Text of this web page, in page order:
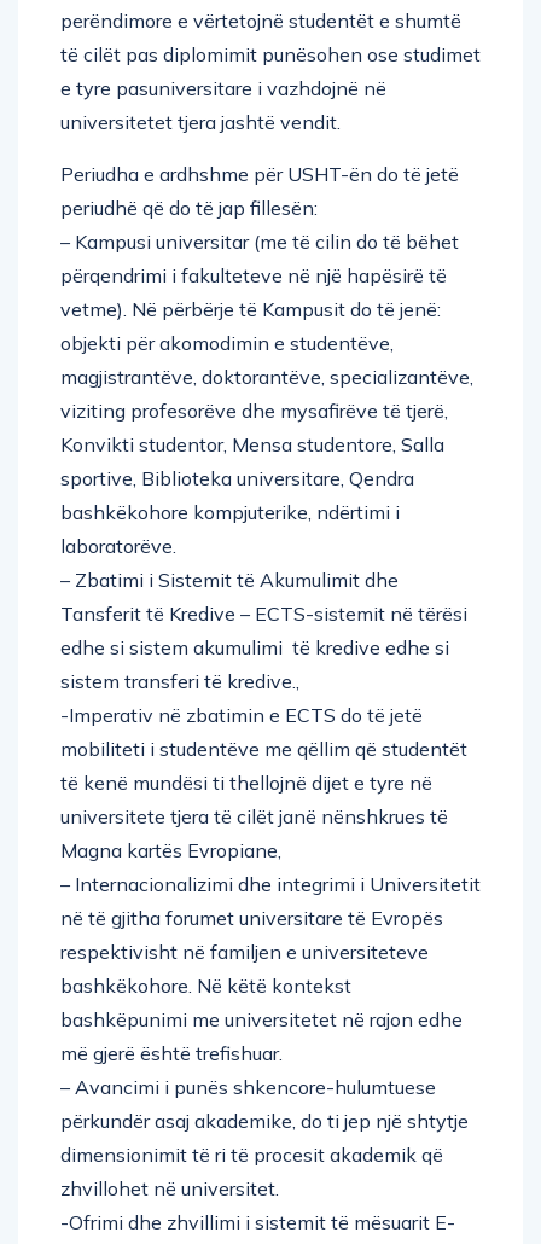
perëndimore e vërtetojnë studentët e shumtë
të cilët pas diplomimit punësohen ose studimet
e tyre pasuniversitare i vazhdojnë në
universitetet tjera jashtë vendit.
Periudha e ardhshme për USHT-ën do të jetë
periudhë që do të jap fillesën:
– Kampusi universitar (me të cilin do të bëhet
përqendrimi i fakulteteve në një hapësirë të
vetme). Në përbërje të Kampusit do të jenë:
objekti për akomodimin e studentëve,
magjistrantëve, doktorantëve, specializantëve,
viziting profesorëve dhe mysafirëve të tjerë,
Konvikti studentor, Mensa studentore, Salla
sportive, Biblioteka universitare, Qendra
bashkëkohore kompjuterike, ndërtimi i
laboratorëve.
– Zbatimi i Sistemit të Akumulimit dhe
Tansferit të Kredive – ECTS-sistemit në tërësi
edhe si sistem akumulimi të kredive edhe si
sistem transferi të kredive.,
-Imperativ në zbatimin e ECTS do të jetë
mobiliteti i studentëve me qëllim që studentët
të kenë mundësi ti thellojnë dijet e tyre në
universitete tjera të cilët janë nënshkrues të
Magna kartës Evropiane,
– Internacionalizimi dhe integrimi i Universitetit
në të gjitha forumet universitare të Evropës
respektivisht në familjen e universiteteve
bashkëkohore. Në këtë kontekst
bashkëpunimi me universitetet në rajon edhe
më gjerë është trefishuar.
– Avancimi i punës shkencore-hulumtuese
përkundër asaj akademike, do ti jep një shtytje
dimensionimit të ri të procesit akademik që
zhvillohet në universitet.
-Ofrimi dhe zhvillimi i sistemit të mësuarit E-